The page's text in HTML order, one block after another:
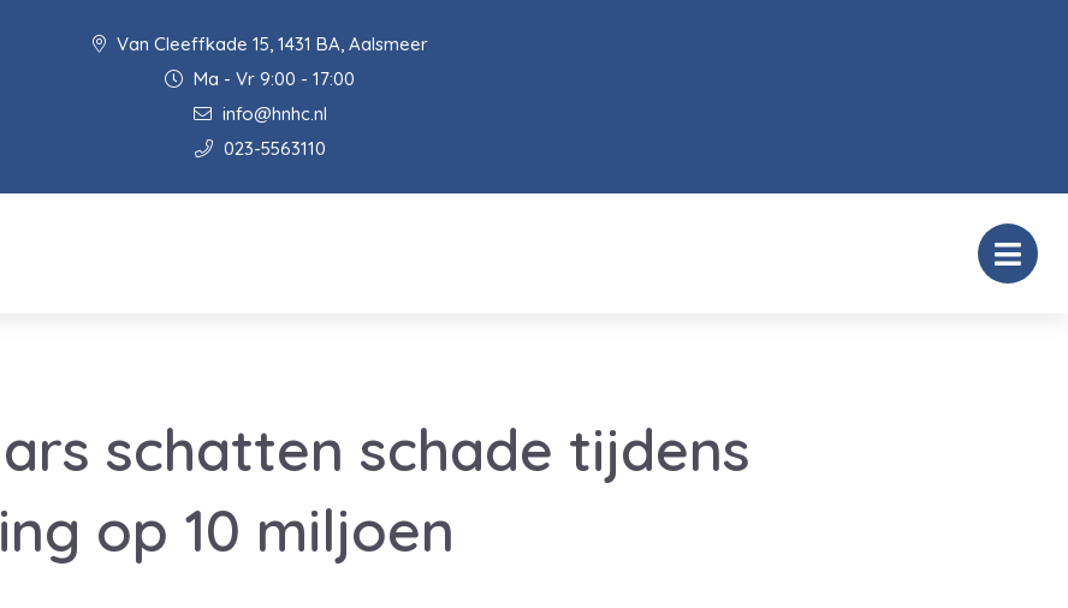
Van Cleeffkade 15, 1431 BA, Aalsmeer
Ma - Vr 9:00 - 17:00
info@hnhc.nl
023-5563110
schatten schade tijdens
op 10 miljoen